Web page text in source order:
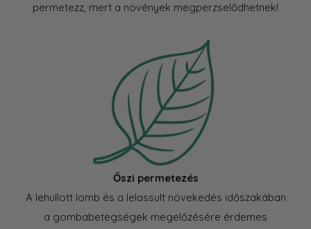
permetezz, mert a növények megperzselődhetnek!
Őszi permetezés
A lehullott lomb és a lelassult növekedés időszakában
a gombabetegségek megelőzésére érdemes